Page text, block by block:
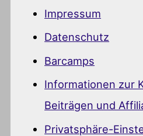
Impressum
Datenschutz
Barcamps
Informationen zur
Beiträgen und
Privatsphäre-